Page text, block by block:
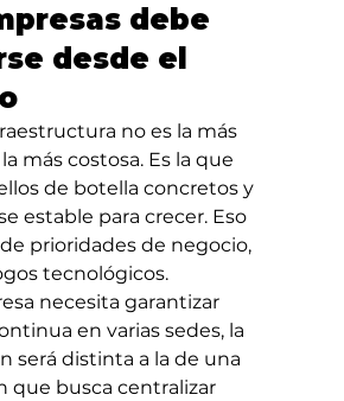
debe
desde el
no es la más
más costosa. Es la que
de botella concretos y
estable para crecer. Eso
prioridades de negocio,
tecnológicos.
necesita garantizar
en varias sedes, la
será distinta a la de una
que busca centralizar